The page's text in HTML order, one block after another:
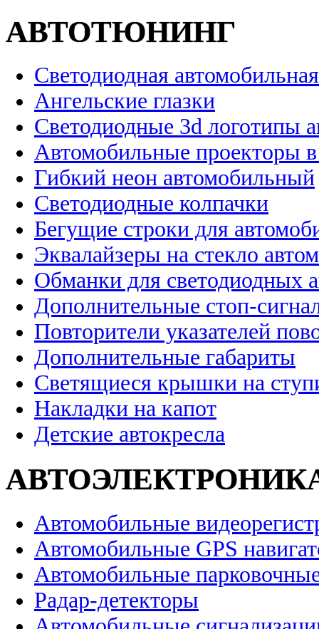
АВТОТЮНИНГ
Светодиодная
Ангельские глазки
Светодиодные 3d логотипы
Автомобильные проекторы
Гибкий неон автомобильный
Светодиодные колпачки
Бегущие строки для
Эквалайзеры на стекло
Обманки для светодиодных
Дополнительные стоп-
Повторители указателей
Дополнительные габариты
Светящиеся крышки на
Накладки на капот
Детские автокресла
Автомобильные
Автомобильные GPS
Автомобильные
Радар-детекторы